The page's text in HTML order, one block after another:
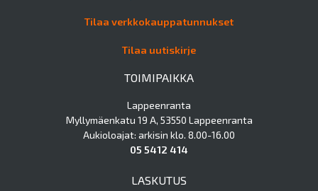
Tilaa verkkokauppatunnukset
Tilaa uutiskirje
TOIMIPAIKKA
Lappeenranta
Myllymäenkatu 19 A, 53550 Lappeenranta
Aukioloajat: arkisin klo. 8.00-16.00
05 5412 414
LASKUTUS